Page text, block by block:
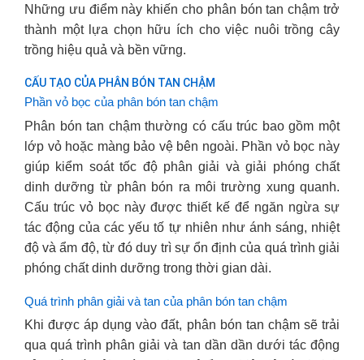
Những ưu điểm này khiến cho phân bón tan chậm trở
thành một lựa chọn hữu ích cho việc nuôi trồng cây
trồng hiệu quả và bền vững.
CẤU TẠO CỦA PHÂN BÓN TAN CHẬM
Phần vỏ bọc của phân bón tan chậm
Phân bón tan chậm thường có cấu trúc bao gồm một
lớp vỏ hoặc màng bảo vệ bên ngoài. Phần vỏ bọc này
giúp kiểm soát tốc độ phân giải và giải phóng chất
dinh dưỡng từ phân bón ra môi trường xung quanh.
Cấu trúc vỏ bọc này được thiết kế để ngăn ngừa sự
tác động của các yếu tố tự nhiên như ánh sáng, nhiệt
độ và ẩm độ, từ đó duy trì sự ổn định của quá trình giải
phóng chất dinh dưỡng trong thời gian dài.
Quá trình phân giải và tan của phân bón tan chậm
Khi được áp dụng vào đất, phân bón tan chậm sẽ trải
qua quá trình phân giải và tan dần dần dưới tác động